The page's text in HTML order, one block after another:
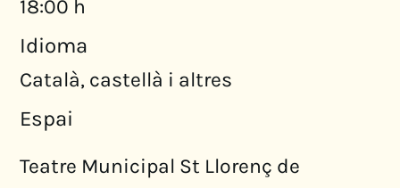
18:00 h
Idioma
Català, castellà i altres
Espai
Teatre Municipal St Llorenç de